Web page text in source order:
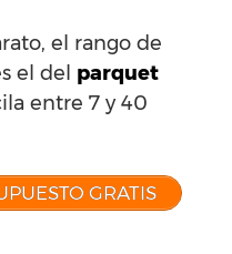
el rango de
el del parquet
entre 7 y 40
GRATIS